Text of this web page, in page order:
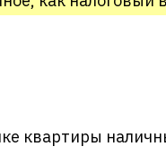
квартиры